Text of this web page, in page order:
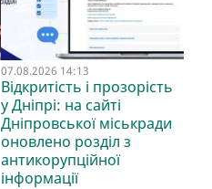
07.08.2026 14:13
Відкритість і прозорість
у Дніпрі: на сайті
Дніпровської міськради
оновлено розділ з
антикорупційної
інформації